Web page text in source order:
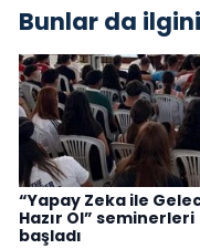
Bunlar da
“Yapay Zeka ile
Hazır Ol” seminerleri
başladı